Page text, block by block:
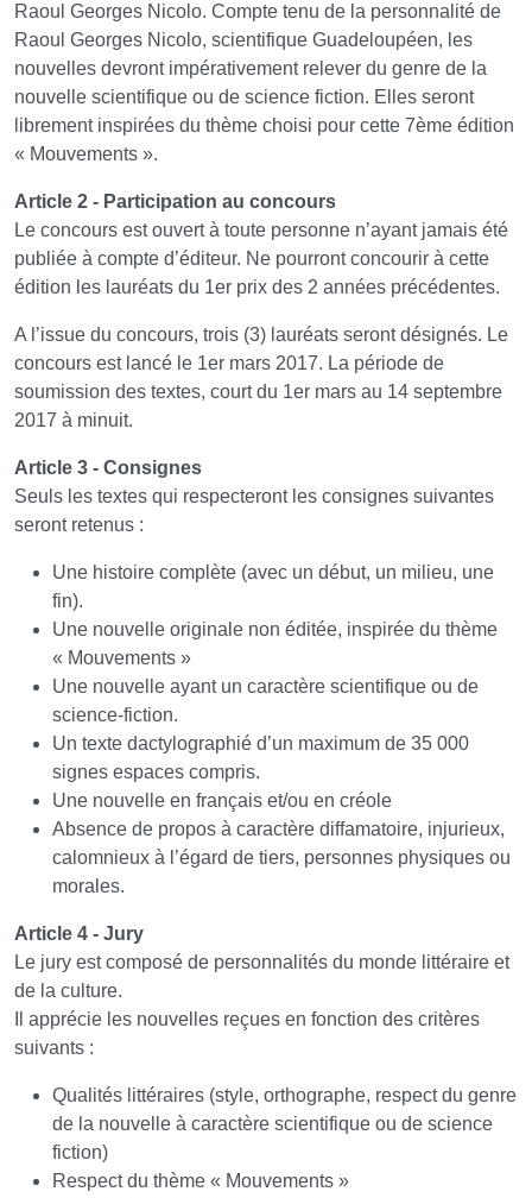
Raoul Georges Nicolo. Compte tenu de la personnalité de
Raoul Georges Nicolo, scientifique Guadeloupéen, les
nouvelles devront impérativement relever du genre de la
nouvelle scientifique ou de science fiction. Elles seront
librement inspirées du thème choisi pour cette 7ème édition
« Mouvements ».
Article 2 - Participation au concours
Le concours est ouvert à toute personne n’ayant jamais été
publiée à compte d’éditeur. Ne pourront concourir à cette
édition les lauréats du 1er prix des 2 années précédentes.
A l’issue du concours, trois (3) lauréats seront désignés. Le
concours est lancé le 1er mars 2017. La période de
soumission des textes, court du 1er mars au 14 septembre
2017 à minuit.
Article 3 - Consignes
Seuls les textes qui respecteront les consignes suivantes
seront retenus :
Une histoire complète (avec un début, un milieu, une
fin).
Une nouvelle originale non éditée, inspirée du thème
« Mouvements »
Une nouvelle ayant un caractère scientifique ou de
science-fiction.
Un texte dactylographié d’un maximum de 35 000
signes espaces compris.
Une nouvelle en français et/ou en créole
Absence de propos à caractère diffamatoire, injurieux,
calomnieux à l’égard de tiers, personnes physiques ou
morales.
Article 4 - Jury
Le jury est composé de personnalités du monde littéraire et
de la culture.
Il apprécie les nouvelles reçues en fonction des critères
suivants :
Qualités littéraires (style, orthographe, respect du genre
de la nouvelle à caractère scientifique ou de science
fiction)
Respect du thème « Mouvements »